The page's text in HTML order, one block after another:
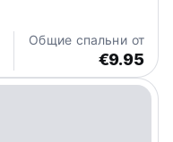
Общие спальни от
€9.95